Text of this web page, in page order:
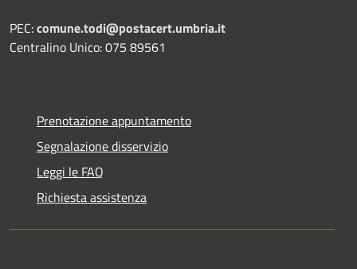
PEC:comune.todi@postacert.umbria.it
Centralino Unico: 075 89561
Prenotazione appuntamento
Segnalazione disservizio
Leggi le FAQ
Richiesta assistenza